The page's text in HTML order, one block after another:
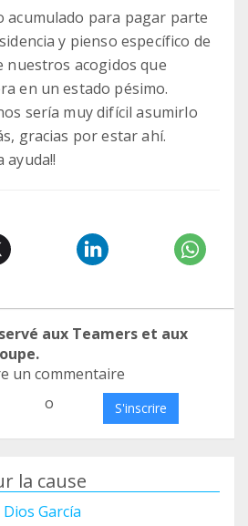
acumulado para pagar parte
y pienso específico de
nuestros acogidos que
en un estado pésimo.
sería muy difícil asumirlo
gracias por estar ahí.
ayuda!!
aux Teamers et aux
un commentaire
o S'inscrire
la cause
García